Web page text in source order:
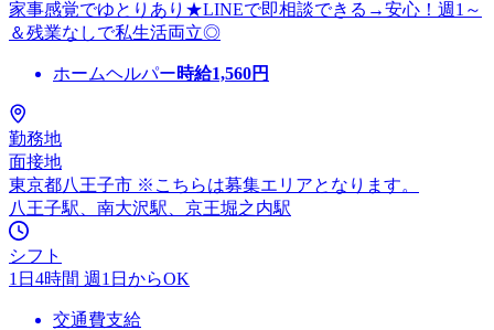
家事感覚でゆとりあり★LINEで即相談できる→安心！週1～
＆残業なしで私生活両立◎
ホームヘルパー時給1,560円
勤務地
面接地
東京都八王子市 ※こちらは募集エリアとなります。
八王子駅、南大沢駅、京王堀之内駅
シフト
1日4時間 週1日からOK
交通費支給